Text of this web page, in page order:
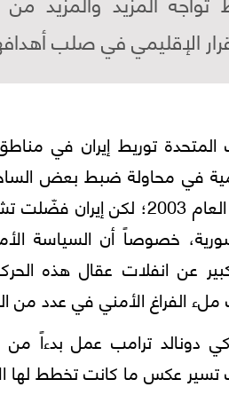
الإقليمي في صلب
توريط إيران في
في محاولة ضبط بعض
والمتشددة التي سطع نجمها غداة
خصوصاً أن السياسة
عن انفلات عقال هذه
الفراغ الأمني في عدد من
عكس ما كانت تخطط لها